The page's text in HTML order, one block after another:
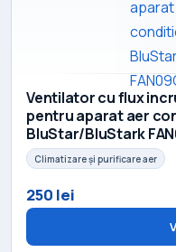
Ventilator cu flux
pentru aparat aer
BluStar/BluStark
Climatizare și purificare aer
250 lei